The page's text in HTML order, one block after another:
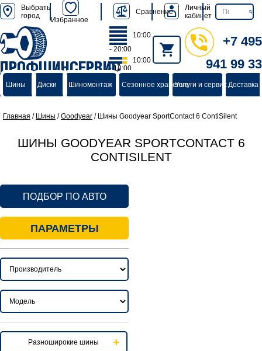
Выбрать
город
Избранное
Сравнение
Личный
кабинет
ПРОФШИНСЕРВИС
группа компаний
10:00
- 20:00
10:00
- 18:00
+7 495
941 99 33
Шины Диски Шиномонтаж Сезонное хранениеУслуги и сервисДоставка
Главная / Шины /Goodyear / Шины Goodyear SportContact 6 ContiSilent
ШИНЫ GOODYEAR SPORTCONTACT 6
CONTISILENT
ПОДБОР ПО АВТО
ПАРАМЕТРЫ
Разноширокие шины